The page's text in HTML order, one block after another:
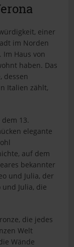
einer
im Norden
Haus von
haben. Das
dessen
Italien zählt,
13.
elegante
auf dem
bekannter
und Julia, der
Julia, die
die jedes
Welt
Wände